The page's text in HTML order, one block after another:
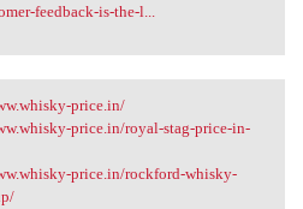
feedback-is-the-l...
price.in/
price.in/
price.in/royal-stag-price-in-
price.in/rockford-whisky-